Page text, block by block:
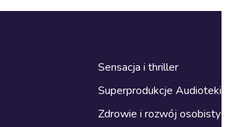
Sensacja i thriller
Superprodukcje Audioteki
Zdrowie i rozwój osobisty